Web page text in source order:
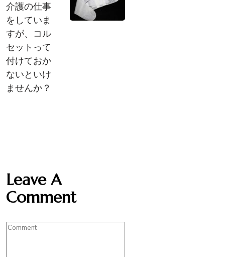
介護の仕事
をしていま
すが、コル
セットって
付けておか
ないといけ
ませんか？
Leave A
Comment